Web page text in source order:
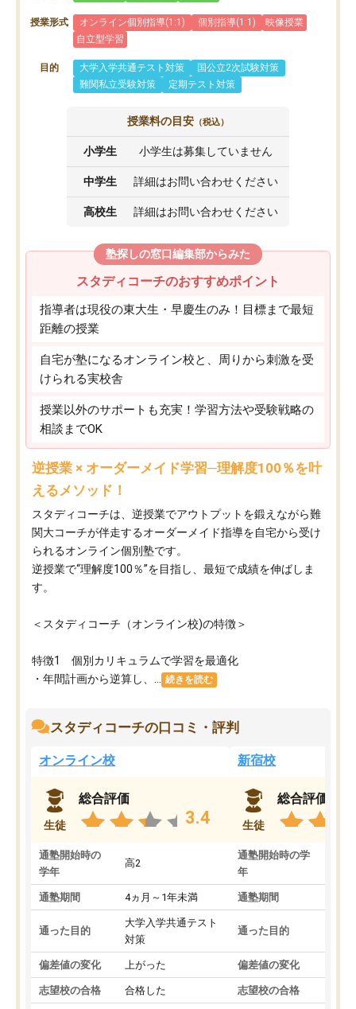
授業形式 オンライン個別指導(1:1) 個別指導(1:1)
映像授業
自立型学習
目的 大学入学共通テスト対策
国公立2次試験対策
難関私立受験対策
定期テスト対策
授業料の目安 （税込）
小学生 小学生は募集していません
中学生 詳細はお問い合わせください
高校生 詳細はお問い合わせください
塾探しの窓口編集部からみた
スタディコーチのおすすめポイント
指導者は現役の東大生・早慶生のみ！目標まで最短
距離の授業
自宅が塾になるオンライン校と、周りから刺激を受
けられる実校舎
授業以外のサポートも充実！学習方法や受験戦略の
相談までOK
逆授業 × オーダーメイド学習─理解度100％を叶
えるメソッド！
スタディコーチは、逆授業でアウトプットを鍛えながら難
関大コーチが伴走するオーダーメイド指導を自宅から受け
られるオンライン個別塾です。
逆授業で“理解度100％”を目指し、最短で成績を伸ばしま
す。
＜スタディコーチ（オンライン校)の特徴＞
特徴1 個別カリキュラムで学習を最適化
・年間計画から逆算し、...
続きを読む
スタディコーチの口コミ・評判
オンライン校
生徒
総合評価
3.4
通塾開始時の
学年
高2
通塾期間 4ヵ月～1年未満
通った目的
大学入学共通テスト
対策
偏差値の変化 上がった
志望校の合格 合格した
新宿校
生徒
総合評価
通塾開始時の学
年
通塾期間
通った目的
偏差値の変化
志望校の合格